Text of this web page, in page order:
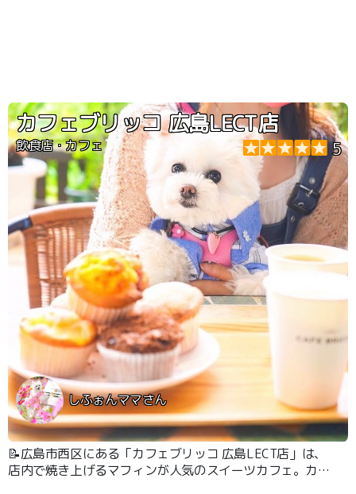
カフェブリッコ 広島LECT店
飲食店・カフェ 5
しふぉんママさん
📝広島市西区にある「カフェブリッコ 広島LECT店」は、
店内で焼き上げるマフィンが人気のスイーツカフェ。カイ